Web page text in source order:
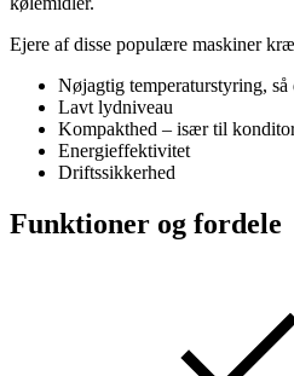
Ejere af disse populære maskiner
Nøjagtig temperaturstyring,
Lavt lydniveau
Kompakthed – især til
Energieffektivitet
Driftssikkerhed
Funktioner og fordele